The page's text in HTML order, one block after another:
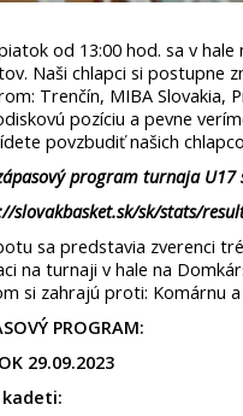
od 13:00 hod. sa v
Naši chlapci si postupne
Trenčín, MIBA Slovakia,
pozíciu a pevne
povzbudiť našich
program turnaja
slovakbasket.sk/sk/stats/
sa predstavia zverenci
na turnaji v hale na
si zahrajú proti: Komárnu a
PROGRAM:
29.09.2023
kadeti: